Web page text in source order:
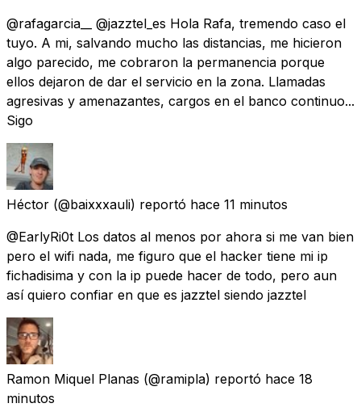
@rafagarcia__ @jazztel_es Hola Rafa, tremendo caso el
tuyo. A mi, salvando mucho las distancias, me hicieron
algo parecido, me cobraron la permanencia porque
ellos dejaron de dar el servicio en la zona. Llamadas
agresivas y amenazantes, cargos en el banco continuo...
Sigo
Héctor (@baixxxauli) reportó hace 11 minutos
@EarlyRi0t Los datos al menos por ahora si me van bien
pero el wifi nada, me figuro que el hacker tiene mi ip
fichadisima y con la ip puede hacer de todo, pero aun
así quiero confiar en que es jazztel siendo jazztel
Ramon Miquel Planas (@ramipla) reportó hace 18
minutos